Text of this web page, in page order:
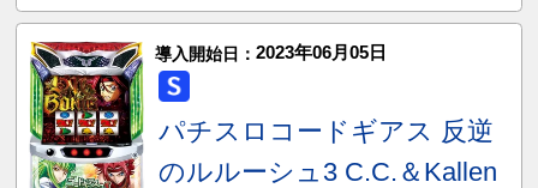
導入開始日： 2023年06月05日
パチスロコードギアス 反逆
のルルーシュ3 C.C.＆Kallen